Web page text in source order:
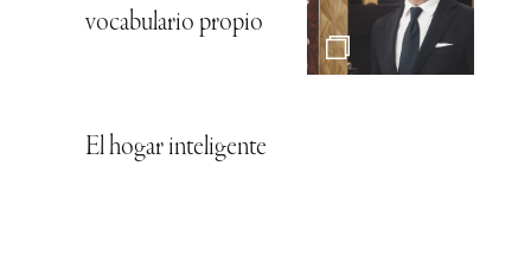
vocabulario propio
El hogar inteligente